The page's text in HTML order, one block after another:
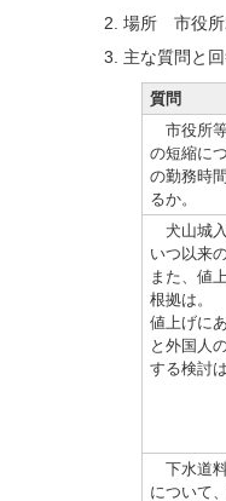
場所 市役所
主な質問と
質問
市役所
の短縮に
の勤務時
るか。
犬山城
いつ以来
また、値
根拠は。
値上げに
と外国人
する検討
下水道
について